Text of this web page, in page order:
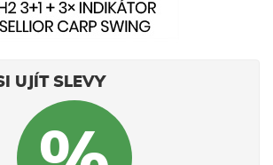
UJÍT SLEVY